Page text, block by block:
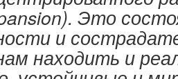
Это
и
находить и